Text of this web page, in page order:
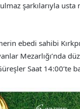
şarkılarıyla usta
ebedi sahibi
Mezarlığı’nda
Saat 14:00’te